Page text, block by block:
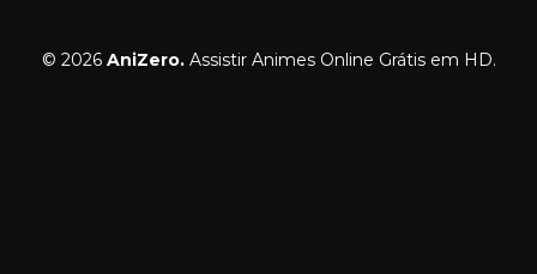
© 2026 AniZero.Assistir Animes Online Grátis em HD.